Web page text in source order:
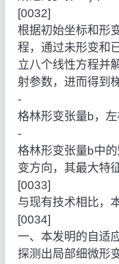
[0032]
根据初始坐标和形
程，通过未形变和
立八个线性方程并
射参数，进而得到
‑
格林形变张量b，
‑
格林形变张量b中
变方向，其最大特
[0033]
与现有技术相比，
[0034]
一、本发明的自适
探测出局部细微形